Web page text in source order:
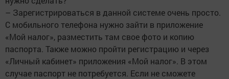
– Зарегистрироваться в данной системе очень просто.
С мобильного телефона нужно зайти в приложение
«Мой налог», разместить там свое фото и копию
паспорта. Также можно пройти регистрацию и через
«Личный кабинет» приложения «Мой налог». В этом
случае паспорт не потребуется. Если не сможете